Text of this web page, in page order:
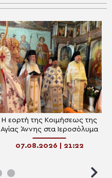
Η εορτή της Κοιμήσεως της
Αγίας Άννης στα Ιεροσόλυμα
07.08.2026 | 21:22